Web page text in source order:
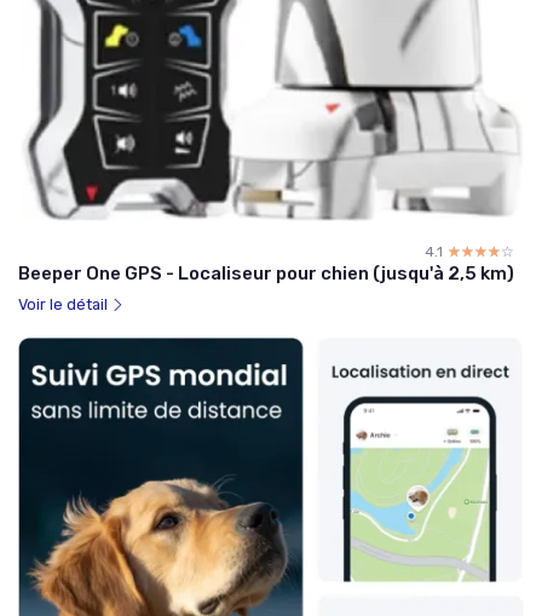
4.1 ☆☆☆☆☆
★★★★★
Beeper One GPS - Localiseur pour chien (jusqu'à 2,5 km)
Voir le détail